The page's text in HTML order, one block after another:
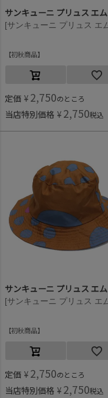
サンキューニ プリュス エム
初秋商品
定価 ¥ 2,750のところ
当店特別価格 ¥ 2,750税込
サンキューニ プリュス エム
初秋商品
定価 ¥ 2,750のところ
当店特別価格 ¥ 2,750税込